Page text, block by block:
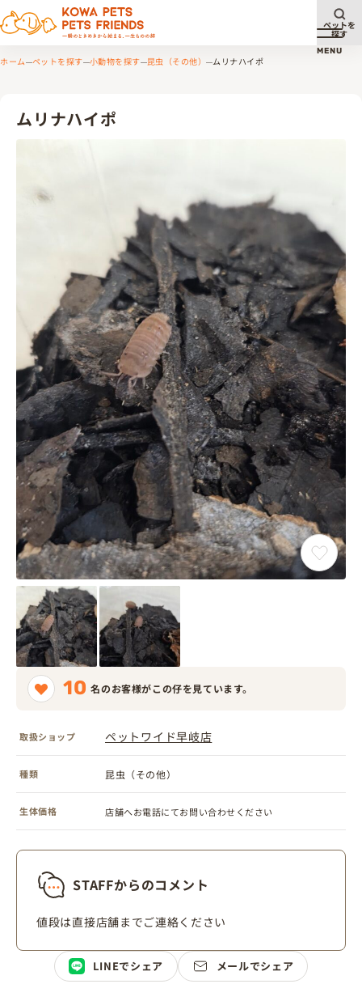
メニ
MENU
ペットを
探す
ホーム ペットを探す 小動物を探す 昆虫（その他） ムリナハイポ
ムリナハイポ
10 名のお客様がこの仔を見ています。
取扱ショップ ペットワイド早岐店
種類 昆虫（その他）
生体価格 店舗へお電話にてお問い合わせください
STAFFからのコメント
値段は直接店舗までご連絡ください
LINEでシェア メールでシェア